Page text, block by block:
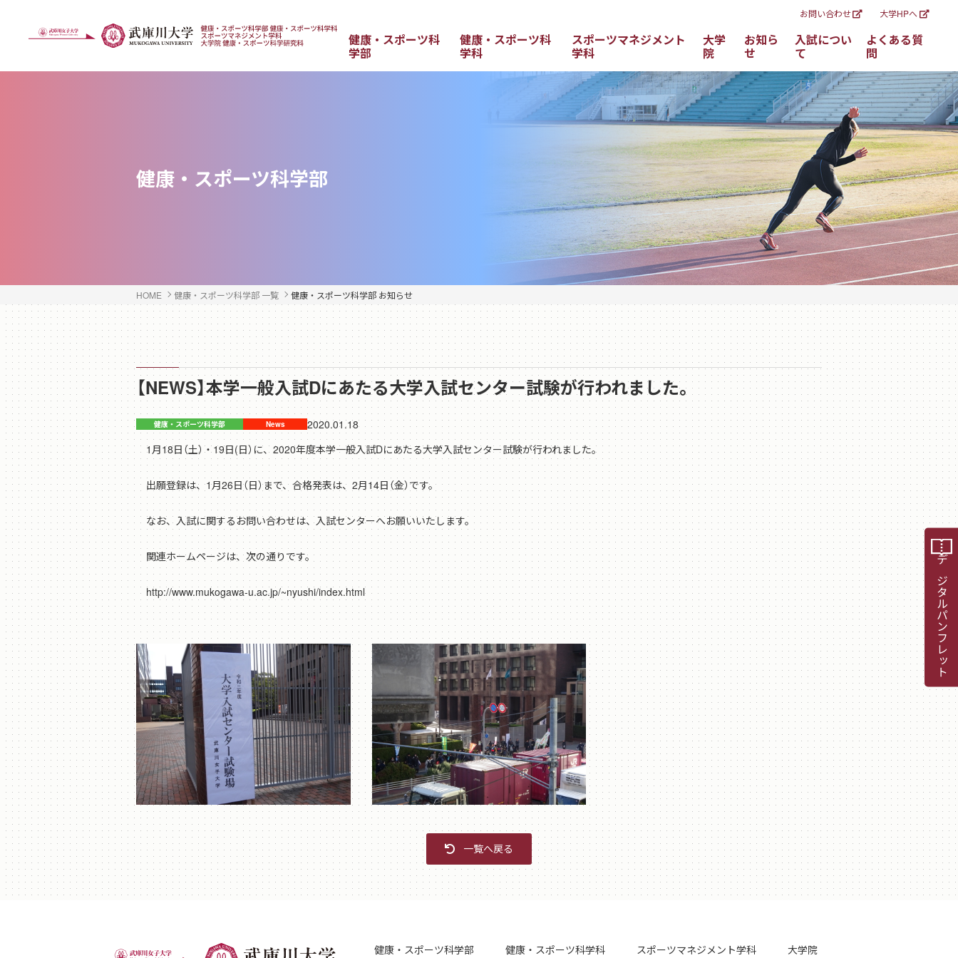
お問い合わせ 大学HPへ
健康・スポーツ科
学部
健康・スポーツ科
学科
スポーツマネジメント
学科
大学
院
お知ら
せ
入試につい
て
よくある質
問
健康・スポーツ科学部
HOME 健康・スポーツ科学部 一覧 健康・スポーツ科学部 お知らせ
【NEWS】本学一般入試Dにあたる大学入試センター試験が行われました。
2020.01.18
1月18日（土）・19日(日）に、2020年度本学一般入試Dにあたる大学入試センター試験が行われました。
出願登録は、1月26日（日）まで、合格発表は、2月14日（金）です。
なお、入試に関するお問い合わせは、入試センターへお願いいたします。
関連ホームページは、次の通りです。
http://www.mukogawa-u.ac.jp/~nyushi/index.html
一覧へ戻る
デジタルパンフレット
健康・スポーツ科学部 健康・スポーツ科学科 スポーツマネジメント学科 大学院